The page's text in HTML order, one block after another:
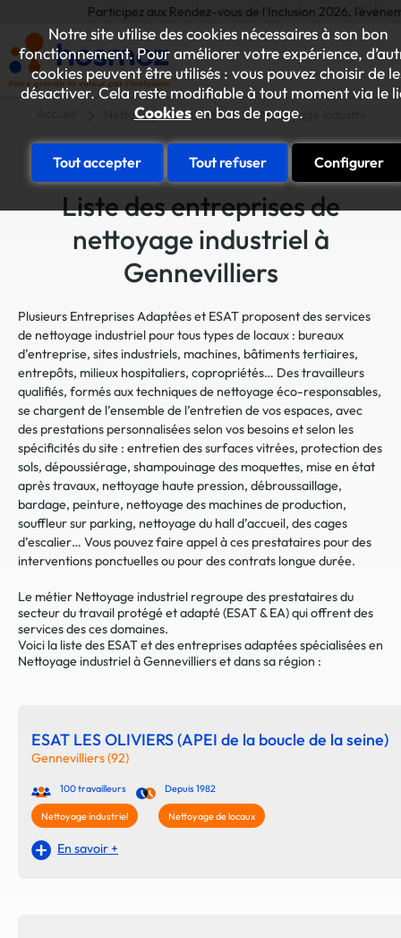
Notre site utilise des cookies nécessaires à son bon
fonctionnement. Pour améliorer votre expérience,
cookies peuvent être utilisés : vous pouvez choisir de
désactiver. Cela reste modifiable à tout moment via le
Cookiesen bas de page.
Tout accepter Tout refuser Configurer
Participez aux Rendez-vous de l'Inclusion 2026,
Nettoyage et entretien Nettoyage industriel
Liste des entreprises de
nettoyage industriel à
Gennevilliers
Plusieurs Entreprises Adaptées et ESAT proposent des services
de nettoyage industriel pour tous types de locaux : bureaux
d’entreprise, sites industriels, machines, bâtiments tertiaires,
entrepôts, milieux hospitaliers, copropriétés… Des travailleurs
qualifiés, formés aux techniques de nettoyage éco-responsables,
se chargent de l’ensemble de l’entretien de vos espaces, avec
des prestations personnalisées selon vos besoins et selon les
spécificités du site : entretien des surfaces vitrées, protection des
sols, dépoussiérage, shampouinage des moquettes, mise en état
après travaux, nettoyage haute pression, débroussaillage,
bardage, peinture, nettoyage des machines de production,
souffleur sur parking, nettoyage du hall d’accueil, des cages
d’escalier… Vous pouvez faire appel à ces prestataires pour des
interventions ponctuelles ou pour des contrats longue durée.
Le métier Nettoyage industriel regroupe des prestataires du
secteur du travail protégé et adapté (ESAT & EA) qui offrent des
services des ces domaines.
Voici la liste des ESAT et des entreprises adaptées spécialisées en
Nettoyage industriel à Gennevilliers et dans sa région :
ESAT LES OLIVIERS (APEI de la boucle de la seine)
Gennevilliers (92)
100 travailleurs Depuis 1982
Nettoyage industriel Nettoyage de locaux
En savoir +